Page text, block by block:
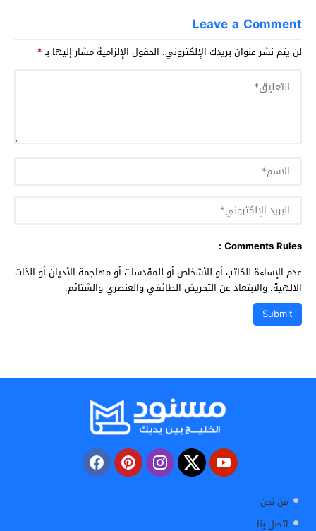
Leave a Comment
لن يتم نشر عنوان بريدك الإلكتروني. الحقول الإلزامية مشار إليها بـ*
Comments Rules :
عدم الإساءة للكاتب أو للأشخاص أو للمقدسات أو مهاجمة الأديان أو الذات
الالهية. والابتعاد عن التحريض الطائفي والعنصري والشتائم.
من نحن
اتصل بنا